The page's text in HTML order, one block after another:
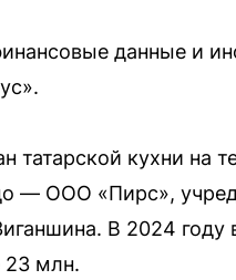
данные и
татарской кухни на
— ООО «Пирс»,
В 2024
млн.